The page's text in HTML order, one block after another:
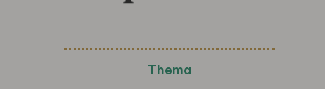
Thema